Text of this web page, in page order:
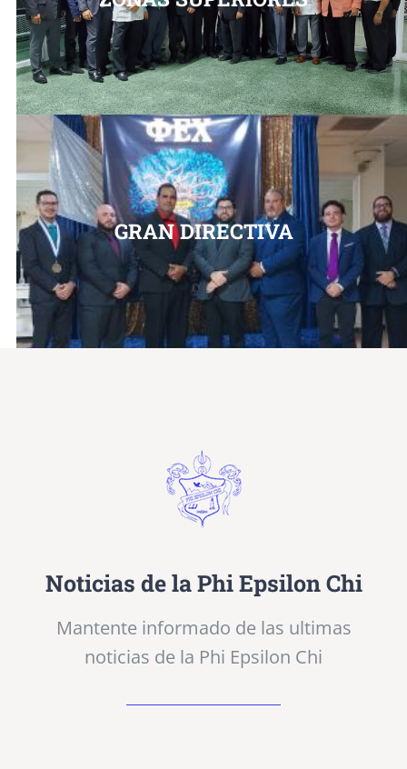
GRAN DIRECTIVA
Noticias de la Phi Epsilon Chi
Mantente informado de las ultimas
noticias de la Phi Epsilon Chi